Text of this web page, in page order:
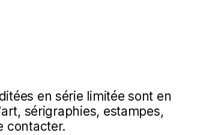
en série limitée sont en
sérigraphies, estampes,
contacter.